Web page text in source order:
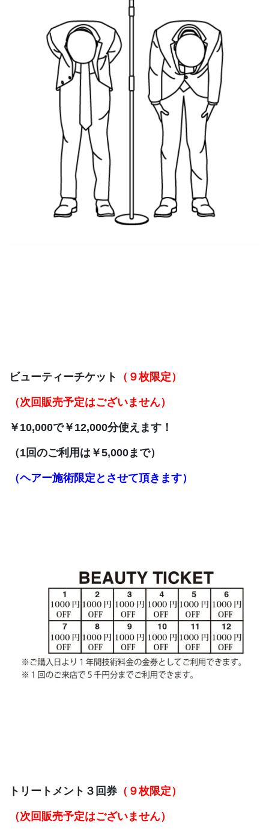
ビューティーチケット （９枚限定）
（次回販売予定はございません）
￥10,000で￥12,000分使えます！
（1回のご利用は￥5,000まで）
（ヘアー施術限定とさせて頂きます）
トリートメント３回券 （９枚限定）
（次回販売予定はございません）